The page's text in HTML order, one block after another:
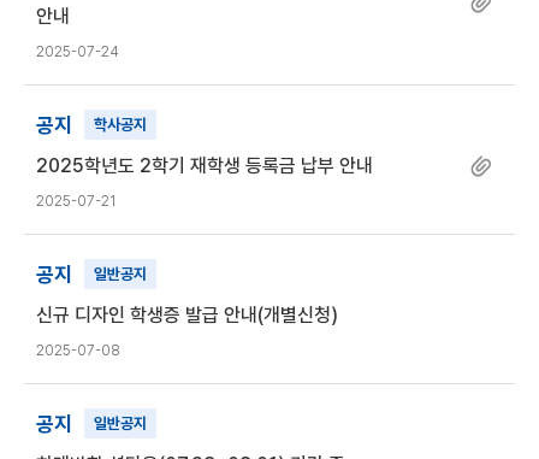
안내
2025-07-24
공지 학사공지
2025학년도 2학기 재학생 등록금 납부 안내
2025-07-21
공지 일반공지
신규 디자인 학생증 발급 안내(개별신청)
2025-07-08
공지 일반공지